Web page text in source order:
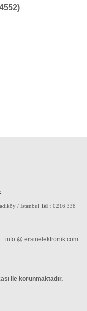
/ Istanbul Tel : 0216 338
@ ersinelektronik.com
ile korunmaktadır.